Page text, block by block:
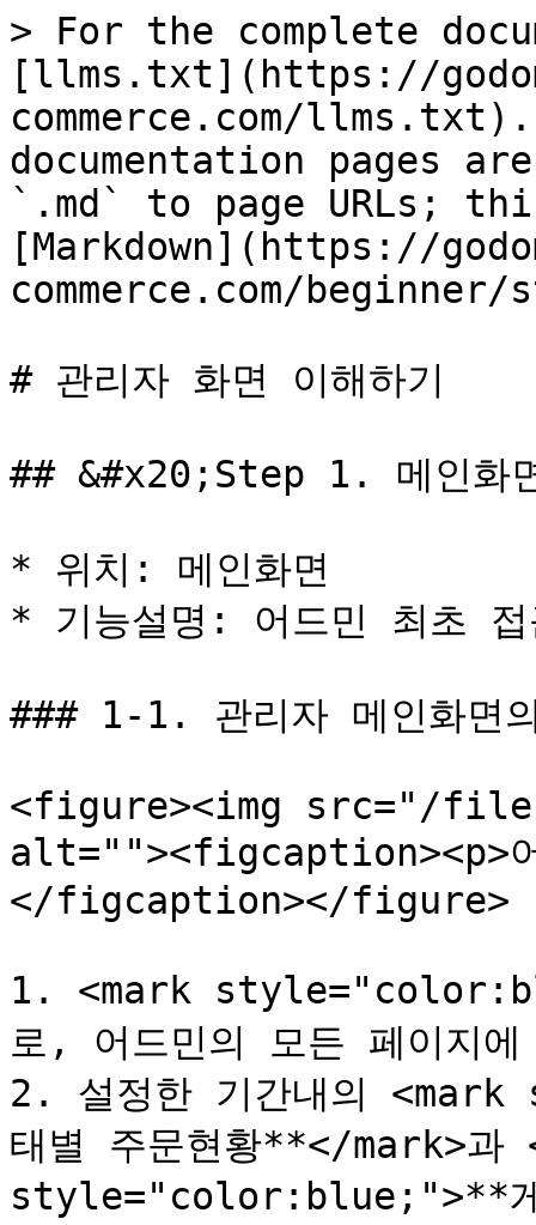
> For the complete
[llms.txt](https://
commerce.com/
documentation pages
`.md` to page URLs;
[Markdown](https://
commerce.com/
# 관리자 화면 이해하기
## &#x20;Step 1. 메인화
* 위치: 메인화면
* 기능설명: 어드민 최초 접
### 1-1. 관리자 메인화면
<figure><img src="/files/
alt=""><figcaption><p>
</figcaption></figure>
1. <mark
로, 어드민의 모든 페이지
2. 설정한 기간내의
태별 주문현황**</mark>과
style="color:blue;">**게